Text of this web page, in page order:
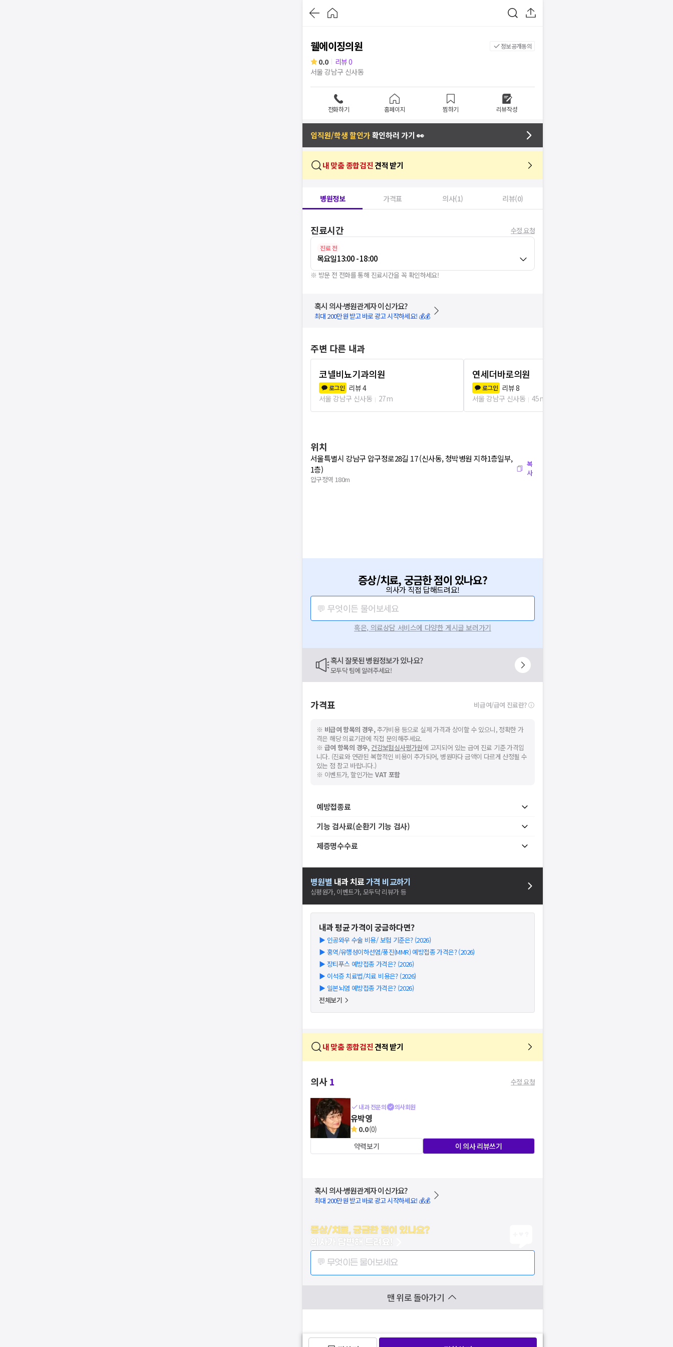
웰에이징의원 정보공개동의
0.0 리뷰0
서울 강남구 신사동
전화하기 홈페이지 찜하기 리뷰작성
임직원/학생 할인가확인하러 가기 👀
내 맞춤 종합검진 견적 받기
병원정보 가격표 의사(1) 리뷰(0)
진료시간 수정 요청
진료 전
목요일13:00 - 18:00
※ 방문 전 전화를 통해 진료시간을 꼭 확인하세요!
혹시 의사·병원관계자 이신가요?
최대 200만원 받고 바로 광고 시작하세요! 💰💰
주변 다른 내과
코넬비뇨기과의원
로그인 리뷰4
서울 강남구 신사동
27m
연세더바로의원
로그인 리뷰8
서울 강남구 신사동
45m
위치
서울특별시 강남구 압구정로28길 17 (신사동, 청박병원 지하1층일부,
1층)
압구정역 180m
복
사
증상/치료, 궁금한 점이 있나요?
의사가 직접 답해드려요!
💬 무엇이든 물어보세요
혹은, 의료상담 서비스에 다양한 게시글 보러가기
혹시 잘못된 병원정보가 있나요?
모두닥 팀에 알려주세요!
가격표 비급여/급여 진료란?
※ 비급여 항목의 경우,추가비용 등으로 실제 가격과 상이할 수 있으니, 정확한 가
격은 해당 의료기관에 직접 문의해주세요.
※ 급여 항목의 경우, 건강보험심사평가원에 고지되어 있는 급여 진료 기준 가격입
니다. (진료와 연관된 복합적인 비용이 추가되어, 병원마다 금액이 다르게 산정될 수
있는 점 참고 바랍니다.)
※ 이벤트가, 할인가는VAT 포함
예방접종료
기능 검사료(순환기 기능 검사)
제증명수수료
병원별 내과치료가격 비교하기
심평원가, 이벤트가, 모두닥 리뷰가 등
내과평균 가격이 궁금하다면?
▶ 인공와우 수술 비용/ 보험 기준은? (2026)
▶ 홍역/유행성이하선염/풍진(MMR) 예방접종 가격은? (2026)
▶ 장티푸스 예방접종 가격은? (2026)
▶ 이석증 치료법/치료 비용은? (2026)
▶ 일본뇌염 예방접종 가격은? (2026)
전체보기
내 맞춤 종합검진 견적 받기
의사1 수정 요청
내과 전문의 의사회원
유박영
0.0(0)
약력보기
이 의사 리뷰쓰기
혹시 의사·병원관계자 이신가요?
최대 200만원 받고 바로 광고 시작하세요! 💰💰
증상/치료, 궁금한 점이 있나요?
의사가 답변해 드려요!
💬 무엇이든 물어보세요
맨 위로 돌아가기